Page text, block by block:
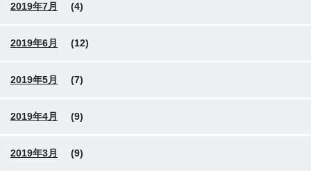
2019年7月 (4)
2019年6月 (12)
2019年5月 (7)
2019年4月 (9)
2019年3月 (9)